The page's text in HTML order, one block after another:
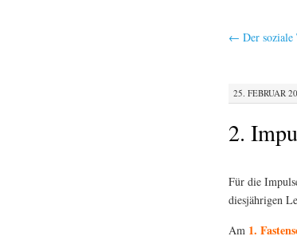
← Der soziale
25. FEBRUAR
2.
Für die
diesjährigen
Am 1.